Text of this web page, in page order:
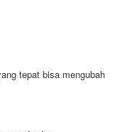
tepat bisa mengubah